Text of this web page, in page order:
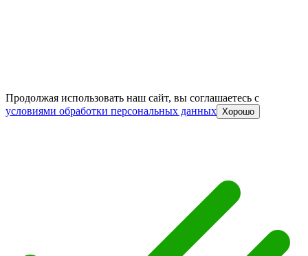
Продолжая использовать наш сайт, вы соглашаетесь c
условиями обработки персональных данных Хорошо